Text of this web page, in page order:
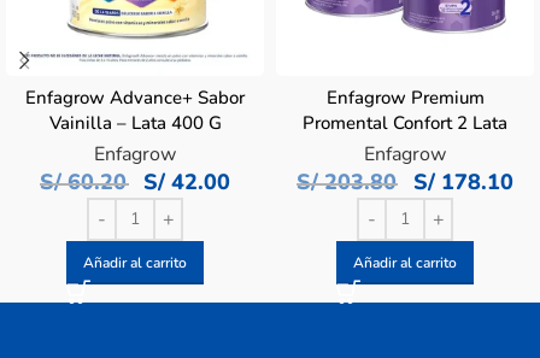
Enfagrow Advance+ Sabor
Vainilla – Lata 400 G
Enfagrow
S/60.20 S/ 42.00
Añadir al carrito
Enfagrow Premium
Promental Confort 2 Lata
800 G – Duopack
Enfagrow
S/203.80 S/ 178.10
Añadir al carrito